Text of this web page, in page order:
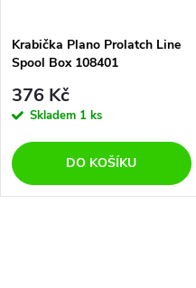
Krabička Plano Prolatch Line
Spool Box 108401
376 Kč
Skladem 1 ks
DO KOŠÍKU